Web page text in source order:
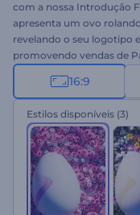
com a nossa Introdução
apresenta um ovo
revelando o seu logotipo
promovendo vendas de
seus clientes, este
Faça o upload do seu
escolha entre 3 estilos e
final. Crie agora e deixe
da natureza!
16:9
Estilos disponíveis (3)